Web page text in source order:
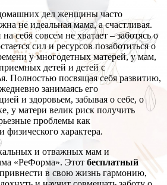
дел женщины часто
не идеальная мама, а счастливая.
себя совсем не хватает – заботясь о
сил и ресурсов позаботиться о
у многодетных матерей, у мам,
детей и детей с
Полностью посвящая себя развитию,
занимаясь его
и здоровьем, забывая о себе, о
у матери велик риск получить
проблемы как
физического характера.
и отважных мам и
«РeФорма». Этот бесплатный
в свою жизнь гармонию,